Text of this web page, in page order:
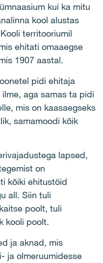
kui ka mitu
kool alustas
territooriumil
ehitati omaaegse
1907 aastal.
pidi ehitaja
aga samas ta pidi
mis on kaasaegseks
samamoodi kõik
lapsed,
on
kõiki ehitustöid
all. Siin tuli
poolt, tuli
kooli poolt.
ja aknad, mis
ja olmeruumidesse